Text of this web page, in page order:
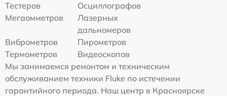
Тестеров
Осциллографов
Мегаомметров
Лазерных
дальномеров
Виброметров
Пирометров
Термометров
Видеоскопов
Мы занимаемся ремонтом и техническим
обслуживанием техники Fluke по истечении
гарантийного периода. Наш центр в Красноярске